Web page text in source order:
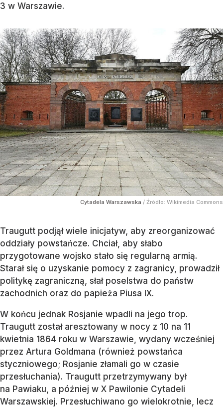
3 w Warszawie.
Cytadela Warszawska / Źródło: Wikimedia Commons
Traugutt podjął wiele inicjatyw, aby zreorganizować
oddziały powstańcze. Chciał, aby słabo
przygotowane wojsko stało się regularną armią.
Starał się o uzyskanie pomocy z zagranicy, prowadził
politykę zagraniczną, słał poselstwa do państw
zachodnich oraz do papieża Piusa IX.
W końcu jednak Rosjanie wpadli na jego trop.
Traugutt został aresztowany w nocy z 10 na 11
kwietnia 1864 roku w Warszawie, wydany wcześniej
przez Artura Goldmana (również powstańca
styczniowego; Rosjanie złamali go w czasie
przesłuchania). Traugutt przetrzymywany był
na Pawiaku, a później w X Pawilonie Cytadeli
Warszawskiej. Przesłuchiwano go wielokrotnie, lecz